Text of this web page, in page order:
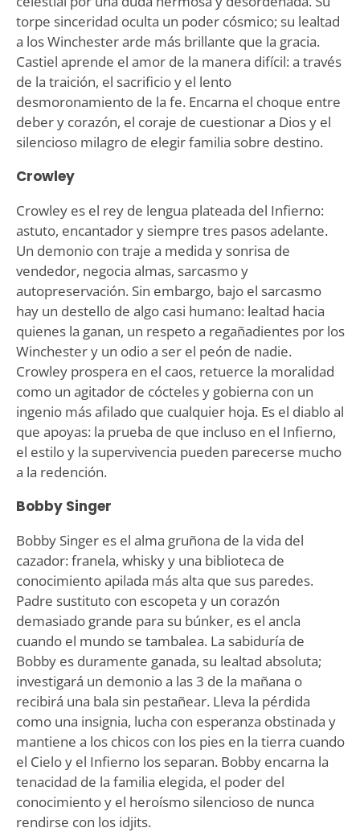
torpe sinceridad oculta un poder cósmico; su lealtad
a los Winchester arde más brillante que la gracia.
Castiel aprende el amor de la manera difícil: a través
de la traición, el sacrificio y el lento
desmoronamiento de la fe. Encarna el choque entre
deber y corazón, el coraje de cuestionar a Dios y el
silencioso milagro de elegir familia sobre destino.
Crowley
Crowley es el rey de lengua plateada del Infierno:
astuto, encantador y siempre tres pasos adelante.
Un demonio con traje a medida y sonrisa de
vendedor, negocia almas, sarcasmo y
autopreservación. Sin embargo, bajo el sarcasmo
hay un destello de algo casi humano: lealtad hacia
quienes la ganan, un respeto a regañadientes por los
Winchester y un odio a ser el peón de nadie.
Crowley prospera en el caos, retuerce la moralidad
como un agitador de cócteles y gobierna con un
ingenio más afilado que cualquier hoja. Es el diablo al
que apoyas: la prueba de que incluso en el Infierno,
el estilo y la supervivencia pueden parecerse mucho
a la redención.
Bobby Singer
Bobby Singer es el alma gruñona de la vida del
cazador: franela, whisky y una biblioteca de
conocimiento apilada más alta que sus paredes.
Padre sustituto con escopeta y un corazón
demasiado grande para su búnker, es el ancla
cuando el mundo se tambalea. La sabiduría de
Bobby es duramente ganada, su lealtad absoluta;
investigará un demonio a las 3 de la mañana o
recibirá una bala sin pestañear. Lleva la pérdida
como una insignia, lucha con esperanza obstinada y
mantiene a los chicos con los pies en la tierra cuando
el Cielo y el Infierno los separan. Bobby encarna la
tenacidad de la familia elegida, el poder del
conocimiento y el heroísmo silencioso de nunca
rendirse con los idjits.